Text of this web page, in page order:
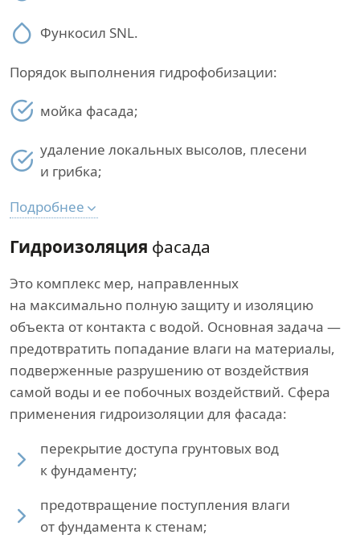
Функосил SNL.
Порядок выполнения гидрофобизации:
мойка фасада;
удаление локальных высолов, плесени
и грибка;
Подробнее
Гидроизоляция фасада
Это комплекс мер, направленных
на максимально полную защиту и изоляцию
объекта от контакта с водой. Основная задача —
предотвратить попадание влаги на материалы,
подверженные разрушению от воздействия
самой воды и ее побочных воздействий. Сфера
применения гидроизоляции для фасада:
перекрытие доступа грунтовых вод
к фундаменту;
предотвращение поступления влаги
от фундамента к стенам;